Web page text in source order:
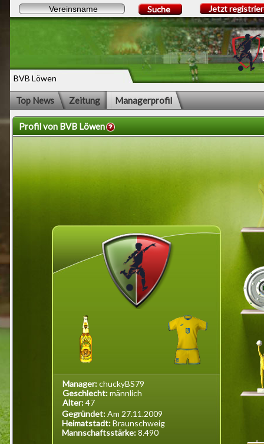
BVB Löwen
Suche Jetzt
Top News Zeitung Managerprofil
Profil von BVB Löwen
Manager:chuckyBS79
Geschlecht:männlich
Alter:47
Gegründet:Am 27.11.2009
Heimatstadt:Braunschweig
Mannschaftsstärke:8.490